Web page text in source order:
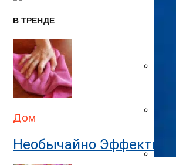
10
В ТРЕНДЕ
Дом
Необычайно